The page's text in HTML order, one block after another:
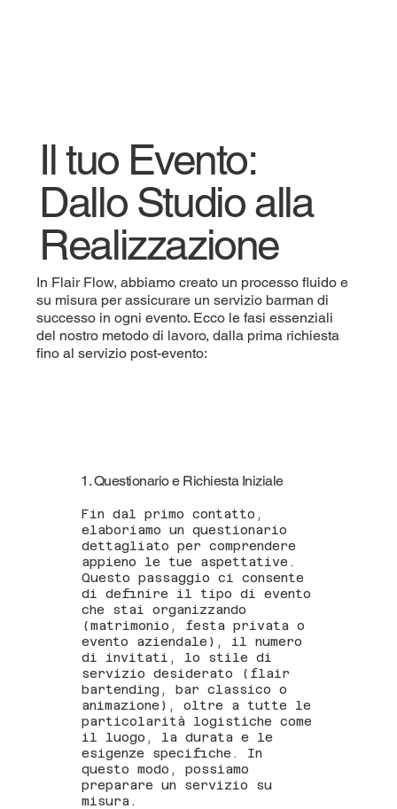
Il tuo Evento:
Dallo Studio alla
Realizzazione
In Flair Flow, abbiamo creato un processo fluido e
su misura per assicurare un servizio barman di
successo in ogni evento. Ecco le fasi essenziali
del nostro metodo di lavoro, dalla prima richiesta
fino al servizio post-evento:
1. Questionario e Richiesta Iniziale
Fin dal primo contatto,
elaboriamo un questionario
dettagliato per comprendere
appieno le tue aspettative.
Questo passaggio ci consente
di definire il tipo di evento
che stai organizzando
(matrimonio, festa privata o
evento aziendale), il numero
di invitati, lo stile di
servizio desiderato (flair
bartending, bar classico o
animazione), oltre a tutte le
particolarità logistiche come
il luogo, la durata e le
esigenze specifiche. In
questo modo, possiamo
preparare un servizio su
misura.